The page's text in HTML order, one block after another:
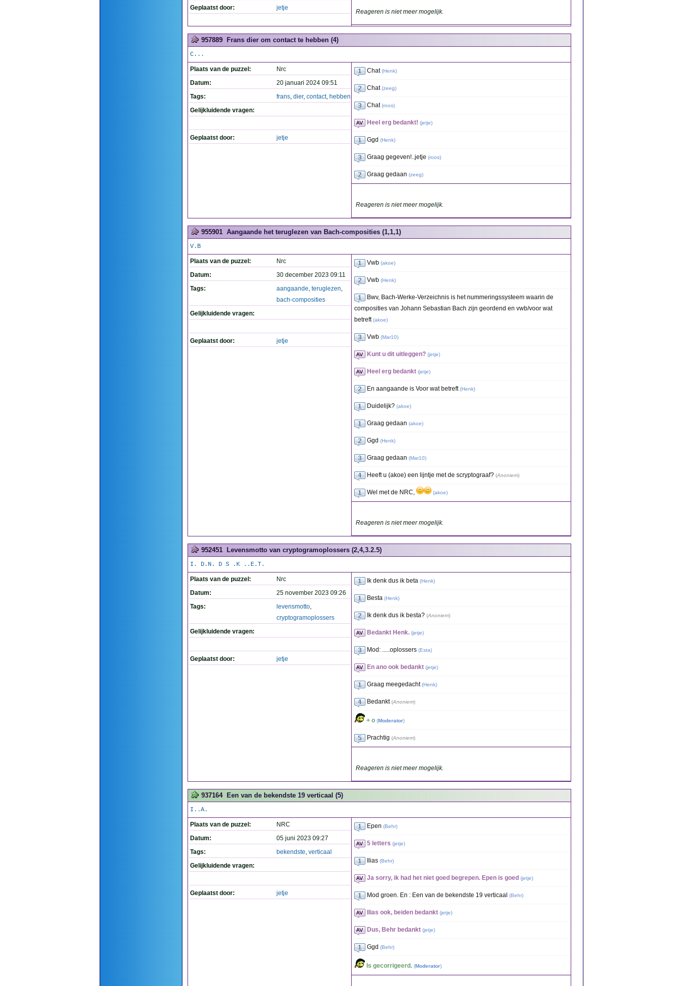
Geplaatst door: jetje
Reageren is niet meer mogelijk.
957889 Frans dier om contact te hebben (4)
C...
Plaats van de puzzel:
Nrc
Datum:
20 januari 2024 09:51
Tags:
frans, dier, contact, hebben
Gelijkluidende vragen:
Geplaatst door: jetje
Chat (Henk)
Chat (zeeg)
Chat (roos)
Heel erg bedankt! (jetje)
Ggd (Henk)
Graag gegeven!..jetje (roos)
Graag gedaan (zeeg)
Reageren is niet meer mogelijk.
955901 Aangaande het teruglezen van Bach-composities (1,1,1)
V.B
Plaats van de puzzel:
Nrc
Datum:
30 december 2023 09:11
Tags:
aangaande, teruglezen,
bach-composities
Gelijkluidende vragen:
Geplaatst door: jetje
Vwb (akoe)
Vwb (Henk)
Bwv, Bach-Werke-Verzeichnis is het nummeringssysteem waarin de
composities van Johann Sebastian Bach zijn geordend en vwb/voor wat
betreft (akoe)
Vwb (Mar10)
Kunt u dit uitleggen? (jetje)
Heel erg bedankt (jetje)
En aangaande is Voor wat betreft (Henk)
Duidelijk? (akoe)
Graag gedaan (akoe)
Ggd (Henk)
Graag gedaan (Mar10)
Heeft u (akoe) een lijntje met de scryptograaf? (Anoniem)
Wel met de NRC, (akoe)
Reageren is niet meer mogelijk.
952451 Levensmotto van cryptogramoplossers (2,4,3.2.5)
I. D.N. D S .K ..E.T.
Plaats van de puzzel:
Nrc
Datum:
25 november 2023 09:26
Tags:
levensmotto,
cryptogramoplossers
Gelijkluidende vragen:
Geplaatst door: jetje
Ik denk dus ik beta (Henk)
Besta (Henk)
Ik denk dus ik besta? (Anoniem)
Bedankt Henk. (jetje)
Mod: .....oplossers (Esta)
En ano ook bedankt (jetje)
Graag meegedacht (Henk)
Bedankt (Anoniem)
+ o (Moderator)
Prachtig (Anoniem)
Reageren is niet meer mogelijk.
937164 Een van de bekendste 19 verticaal (5)
I..A.
Plaats van de puzzel:
NRC
Datum:
05 juni 2023 09:27
Tags:
bekendste, verticaal
Gelijkluidende vragen:
Geplaatst door: jetje
Epen (Behr)
5 letters (jetje)
Ilias (Behr)
Ja sorry, ik had het niet goed begrepen. Epen is goed (jetje)
Mod groen. En : Een van de bekendste 19 verticaal (Behr)
Ilias ook, beiden bedankt (jetje)
Dus, Behr bedankt (jetje)
Ggd (Behr)
Is gecorrigeerd. (Moderator)